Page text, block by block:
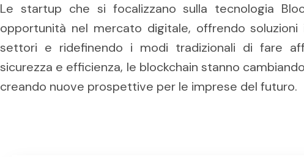
Le startup che si focalizzano sulla tecnologia
opportunità nel mercato digitale, offrendo
settori e ridefinendo i modi tradizionali di fare
sicurezza e efficienza, le blockchain stanno
creando nuove prospettive per le imprese del futuro.